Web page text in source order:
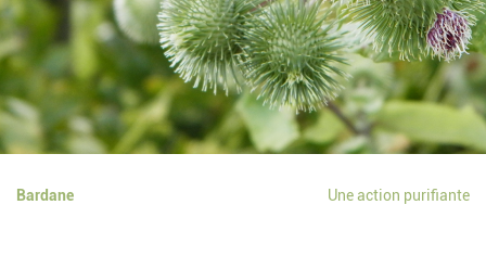
Bardane Une action purifiante